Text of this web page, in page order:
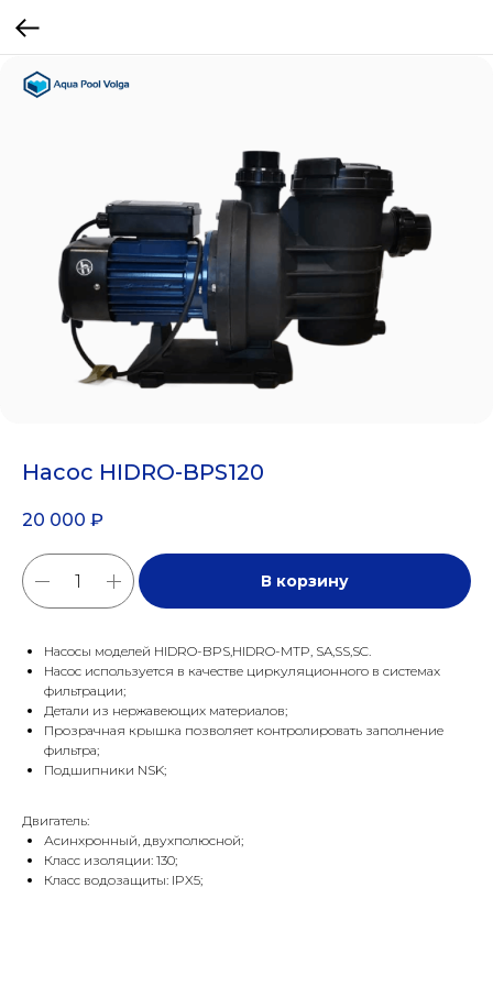
Насос HIDRO-BPS120
20 000 ₽
В корзину
Насосы моделей HIDRO-BPS,HIDRO-MTP, SA,SS,SC.
Насос используется в качестве циркуляционного в системах
фильтрации;
Детали из нержавеющих материалов;
Прозрачная крышка позволяет контролировать заполнение
фильтра;
Подшипники NSK;
Двигатель:
Асинхронный, двухполюсной;
Класс изоляции: 130;
Класс водозащиты: IPX5;